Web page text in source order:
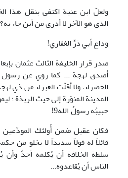
ولعلّ ابن عنبة اكتفى بنقل هذا
الذي هو الآخر لا أدري من أين جاء به؟
وداع أبي ذرٍّ الغفاري!
صدر قرار الخليفة الثالث عثمان
الخضراء، ولا أقلّت الغبراء من
المدينة المنوّرة إلى حيث الربذة ؛
حبيبُه رسولُ الله9!
فكان عقيل ضمن أُولئك المودّعين
قائلاً له قولاً سديداً لا يخلو من
سلطة الخلافة أن يُكلمه أحدٌ
الناس أن يُقاعدوه...